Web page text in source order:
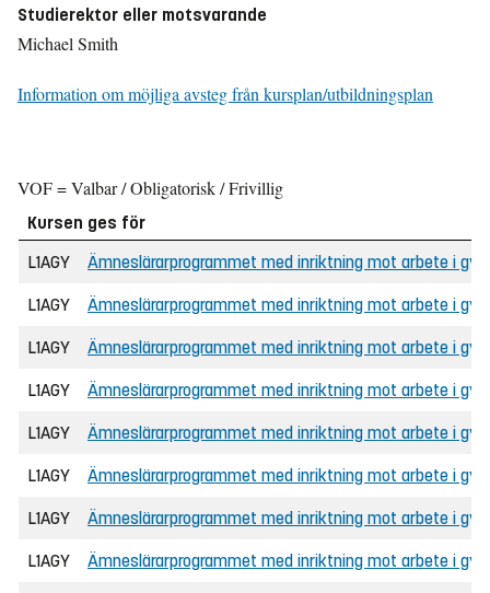
Studierektor eller motsvarande
Michael Smith
Information om möjliga avsteg från kursplan/utbildningsplan
VOF = Valbar / Obligatorisk / Frivillig
Kursen ges för
L1AGY
Ämneslärarprogrammet med inriktning mot arbete i
L1AGY Ämneslärarprogrammet med inriktning mot arbete i
L1AGY Ämneslärarprogrammet med inriktning mot arbete i
L1AGY Ämneslärarprogrammet med inriktning mot arbete i
L1AGY Ämneslärarprogrammet med inriktning mot arbete i
L1AGY Ämneslärarprogrammet med inriktning mot arbete i
L1AGY Ämneslärarprogrammet med inriktning mot arbete i
L1AGY Ämneslärarprogrammet med inriktning mot arbete i